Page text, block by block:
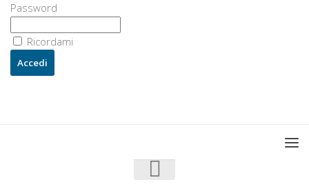
Password
Ricordami